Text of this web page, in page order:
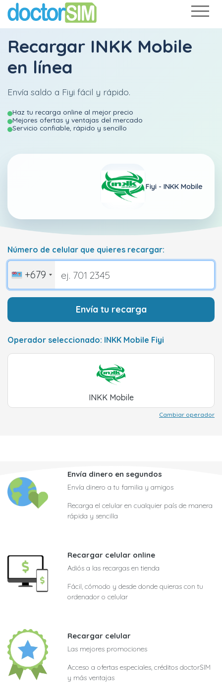
Recargar INKK Mobile
en línea
Envía saldo a Fiyi fácil y rápido.
Haz tu recarga online al mejor precio
Mejores ofertas y ventajas del mercado
Servicio confiable, rápido y sencillo
Fiyi - INKK Mobile
Número de celular que quieres recargar:
+679
Envía tu recarga
Operador seleccionado: INKK Mobile Fiyi
INKK Mobile
Cambiar operador
Envía dinero en segundos
Envía dinero a tu familia y amigos
Recarga el celular en cualquier país de manera
rápida y sencilla
Recargar celular online
Adiós a las recargas en tienda
Fácil, cómodo y desde donde quieras con tu
ordenador o celular
Recargar celular
Las mejores promociones
Acceso a ofertas especiales, créditos doctorSIM
y más ventajas